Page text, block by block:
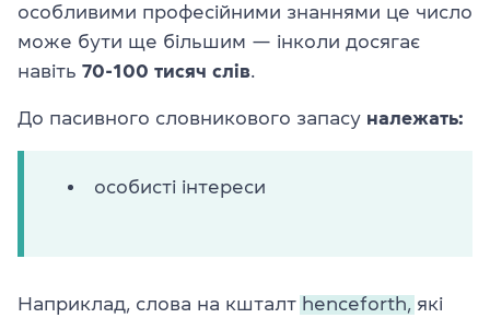
особливими професійними знаннями це число
може бути ще більшим — інколи досягає
навіть 70-100 тисяч слів
До пасивного словникового запасу належать:
особисті інтереси
Наприклад, слова на кшталт henceforth, які